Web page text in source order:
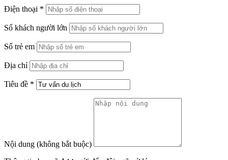
Điện thoại *
Số khách người lớn
Số trẻ em
Địa chỉ
Tiêu đề *
Nội dung (không bắt buộc)